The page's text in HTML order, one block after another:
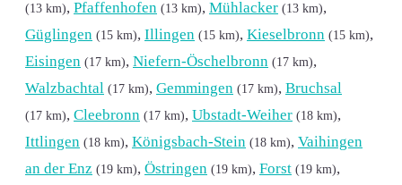
(13 km), Pfaffenhofen (13 km), Mühlacker (13 km),
Güglingen (15 km), Illingen (15 km), Kieselbronn (15 km),
Eisingen (17 km), Niefern-Öschelbronn (17 km),
Walzbachtal (17 km), Gemmingen (17 km), Bruchsal
(17 km), Cleebronn (17 km), Ubstadt-Weiher (18 km),
Ittlingen (18 km), Königsbach-Stein (18 km), Vaihingen
an der Enz (19 km), Östringen (19 km), Forst (19 km),